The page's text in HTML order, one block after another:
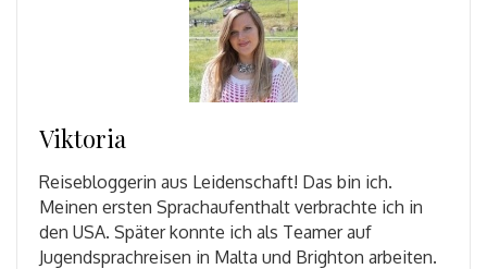
Viktoria
Reisebloggerin aus Leidenschaft! Das bin ich.
Meinen ersten Sprachaufenthalt verbrachte ich in
den USA. Später konnte ich als Teamer auf
Jugendsprachreisen in Malta und Brighton arbeiten.